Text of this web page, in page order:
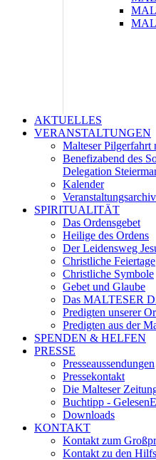
AKTUELLES
VERANSTALTUNGEN
Malteser Pilgerfahrt
Benefizabend des
Delegation
Kalender
Veranstaltungsarchiv
SPIRITUALITÄT
Das Ordensgebet
Heilige des Ordens
Der Leidensweg
Christliche Feiertage
Christliche Symbole
Gebet und Glaube
Das MALTESER
Predigten unserer
Predigten aus der
SPENDEN & HELFEN
PRESSE
Presseaussendungen
Pressekontakt
Die Malteser
Buchtipp -
Downloads
KONTAKT
Kontakt zum
Kontakt zu den